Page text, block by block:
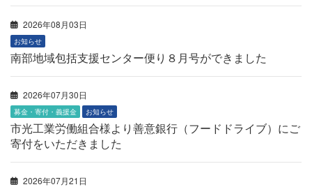
2026年08月03日
お知らせ
南部地域包括支援センター便り８月号ができました
2026年07月30日
募金・寄付・義援金 お知らせ
市光工業労働組合様より善意銀行（フードドライブ）にご
寄付をいただきました
2026年07月21日